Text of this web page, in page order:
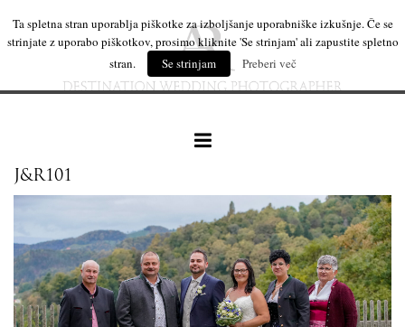
naše delo
leseni izdelki
J&R101
Ta spletna stran uporablja piškotke za izboljšanje uporabniške izkušnje. Če se
strinjate z uporabo piškotkov, prosimo kliknite 'Se strinjam' ali zapustite spletno
stran.
Se strinjam Preberi več